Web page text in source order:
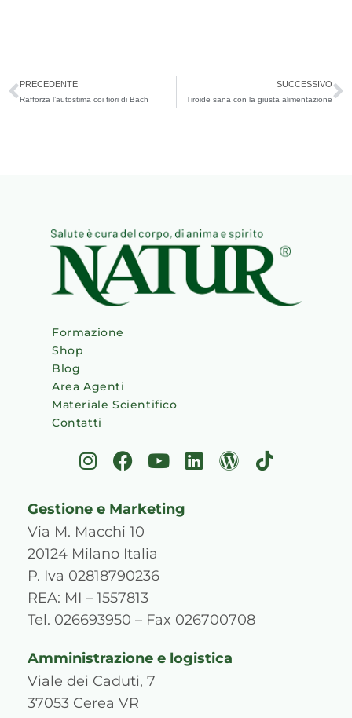
Precedente
PRECEDENTE
Rafforza l’autostima coi fiori di Bach
SUCCESSIVO
Tiroide sana con la giusta alimentazione
Formazione
Shop
Blog
Area Agenti
Materiale Scientifico
Contatti
I
n
t
a
g
r
a
m
F
a
e
b
o
o
k
Y
o
t
e
L
i
W
o
s
T
i
Gestione e Marketing
Via M. Macchi 10
20124 Milano Italia
P. Iva 02818790236
REA: MI – 1557813
Tel. 026693950 – Fax 026700708
Amministrazione e logistica
Viale dei Caduti, 7
37053 Cerea VR